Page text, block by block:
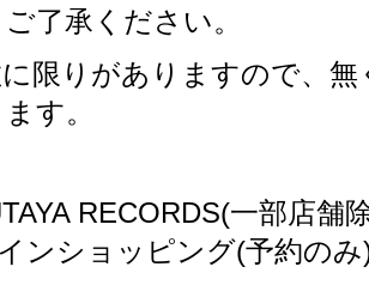
了承ください。
りがありますので、無
す。
RECORDS(一部店舗
ンショッピング(予約のみ